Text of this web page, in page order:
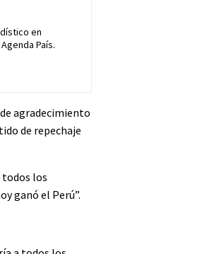
en
País.
agradecimiento
de repechaje
todos los
ganó el Perú”.